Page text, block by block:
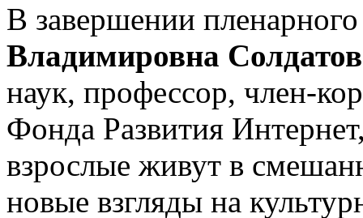
В завершении
Владимировна
наук, профессор, член-
Фонда Развития
взрослые живут в
новые взгляды на